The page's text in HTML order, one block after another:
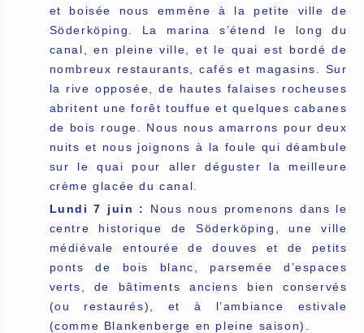
et boisée nous emmène à la petite ville de
Söderköping. La marina s’étend le long du
canal, en pleine ville, et le quai est bordé de
nombreux restaurants, cafés et magasins. Sur
la rive opposée, de hautes falaises rocheuses
abritent une forêt touffue et quelques cabanes
de bois rouge. Nous nous amarrons pour deux
nuits et nous joignons à la foule qui déambule
sur le quai pour aller déguster la meilleure
crème glacée du canal.
Lundi 7 juin :
Nous nous promenons dans le
centre historique de Söderköping, une ville
médiévale entourée de douves et de petits
ponts de bois blanc, parsemée d’espaces
verts, de bâtiments anciens bien conservés
(ou restaurés), et à l’ambiance estivale
(comme Blankenberge en pleine saison).